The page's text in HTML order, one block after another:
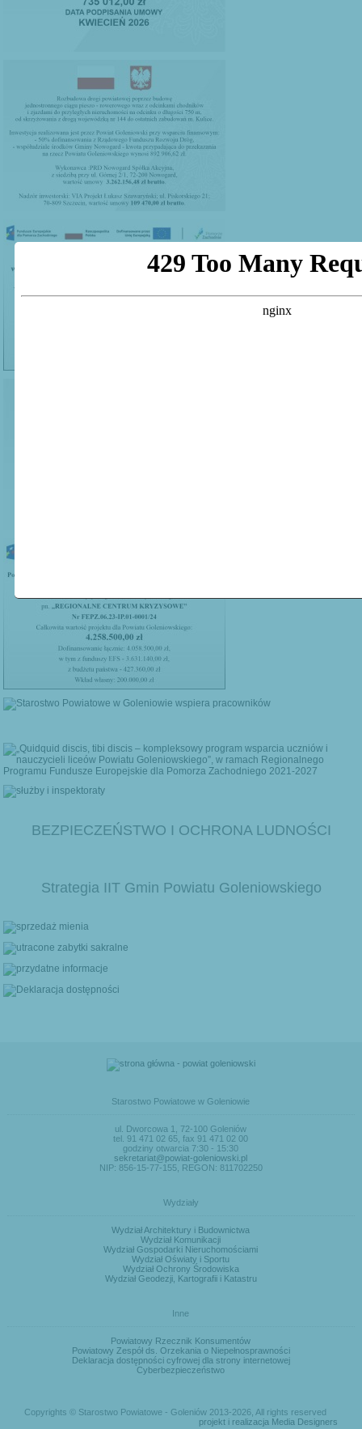
BEZPIECZEŃSTWO I OCHRONA LUDNOŚCI
Strategia IIT Gmin Powiatu Goleniowskiego
Starostwo Powiatowe w Goleniowie
ul. Dworcowa 1, 72-100 Goleniów
tel. 91 471 02 65, fax 91 471 02 00
godziny otwarcia 7:30 - 15:30
sekretariat@powiat-goleniowski.pl
NIP: 856-15-77-155, REGON: 811702250
Wydziały
Wydział Architektury i Budownictwa
Wydział Komunikacji
Wydział Gospodarki Nieruchomościami
Wydział Oświaty i Sportu
Wydział Ochrony Środowiska
Wydział Geodezji, Kartografii i Katastru
Inne
Powiatowy Rzecznik Konsumentów
Powiatowy Zespół ds. Orzekania o Niepełnosprawności
Deklaracja dostępności cyfrowej dla strony internetowej
Cyberbezpieczeństwo
Copyrights © Starostwo Powiatowe - Goleniów 2013-2026, All rights reserved
projekt i realizacja Media Designers